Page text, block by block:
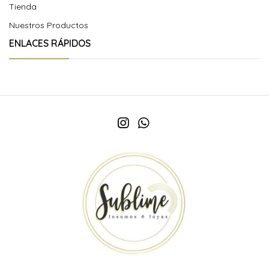
Tienda
Nuestros Productos
ENLACES RÁPIDOS